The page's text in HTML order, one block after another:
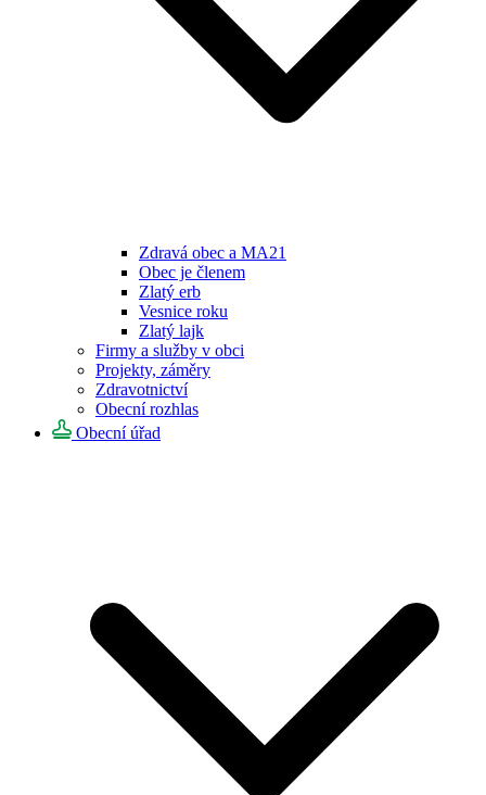
Zdravá obec a MA21
Obec je členem
Zlatý erb
Vesnice roku
Zlatý lajk
Firmy a služby v obci
Projekty, záměry
Zdravotnictví
Obecní rozhlas
Obecní úřad